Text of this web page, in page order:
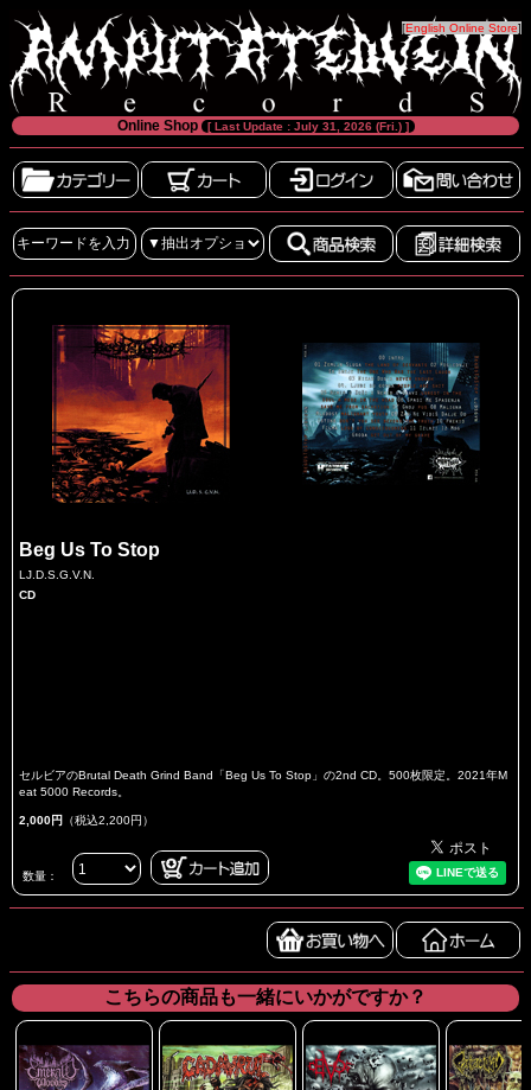
[English Online Store]
Online Shop [ Last Update : July 31, 2026 (Fri.) ]
Beg Us To Stop
LJ.D.S.G.V.N.
CD
セルビアのBrutal Death Grind Band「Beg Us To Stop」の2nd CD。500枚限定。2021年M
eat 5000 Records。
2,000円 （税込2,200円）
数量：
こちらの商品も一緒にいかがですか？